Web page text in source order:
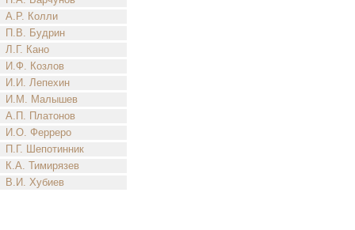
А.Р. Колли
П.В. Будрин
Л.Г. Кано
И.Ф. Козлов
И.И. Лепехин
И.М. Малышев
А.П. Платонов
И.О. Ферреро
П.Г. Шепотинник
К.А. Тимирязев
В.И. Хубиев